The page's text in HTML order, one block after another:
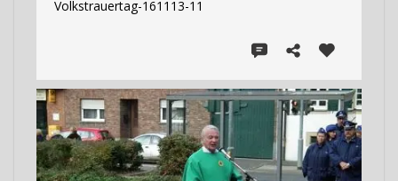
Volkstrauertag-161113-11